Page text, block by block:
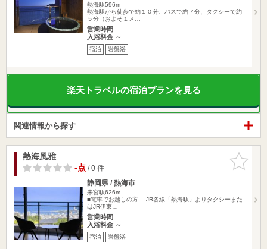
熱海駅596m
熱海駅から徒歩で約１０分、バスで約７分、タクシーで約
５分（およそ１メ…
営業時間
入浴料金 ～
宿泊 岩盤浴
楽天トラベルの宿泊プランを見る
関連情報から探す
お気に入
りに追加
熱海風雅
-点/ 0 件
静岡県 / 熱海市
来宮駅626m
■電車でお越しの方 JR各線「熱海駅」よりタクシーまた
はJR伊東…
営業時間
入浴料金 ～
宿泊 岩盤浴